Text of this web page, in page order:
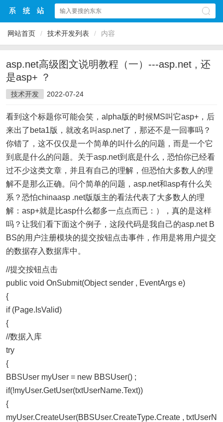
网站首页 / 技术开发列表 / 内容
asp.net高级图文说明教程（一）---asp.net , 还
是asp+ ？
技术开发 2022-07-24
看到这个标题你可能会笑，alpha版的时候MS叫它asp+，后
来出了beta1版，就改名叫asp.net了，那还不是一回事吗？
你错了，这不仅仅是一个简单的叫什么的问题，而是一个它
到底是什么的问题。关于asp.net到底是什么，恐怕你已经看
过不少这类文章，并且有自己的理解，但恐怕大多数人的理
解不是那么正确。问个简单的问题，asp.net和asp有什么关
系？恐怕chinaasp .net版版主的看法代表了大多数人的理
解：asp+就是比asp什么都多一点点而已：），真的是这样
吗？让我们看下面这个例子，这段代码是我自己的asp.net B
BS的用户注册模块的提交按钮点击事件，作用是将用户提交
的数据存入数据库中。
//提交按钮点击
public void OnSubmit(Object sender , EventArgs e)
{
if (Page.IsValid)
{
//数据入库
try
{
BBSUser myUser = new BBSUser() ;
if(!myUser.GetUser(txtUserName.Text))
{
myUser.CreateUser(BBSUser.CreateType.Create , txtUserN